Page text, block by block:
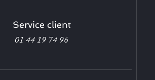
Service client
01 44 19 74 96